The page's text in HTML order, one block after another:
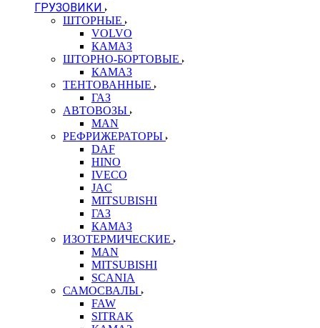
ГРУЗОВИКИ
ШТОРНЫЕ
VOLVO
КАМАЗ
ШТОРНО-БОРТОВЫЕ
КАМАЗ
ТЕНТОВАННЫЕ
ГАЗ
АВТОВОЗЫ
MAN
РЕФРИЖЕРАТОРЫ
DAF
HINO
IVECO
JAC
MITSUBISHI
ГАЗ
КАМАЗ
ИЗОТЕРМИЧЕСКИЕ
MAN
MITSUBISHI
SCANIA
САМОСВАЛЫ
FAW
SITRAK